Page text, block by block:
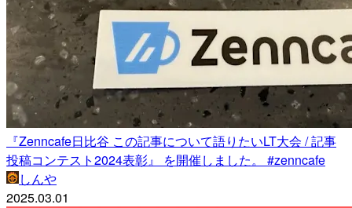
『Zenncafe日比谷 この記事について語りたいLT大会 / 記事
投稿コンテスト2024表彰』 を開催しました。 #zenncafe
しんや
2025.03.01